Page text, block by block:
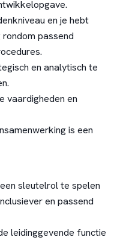
en je hebt
passend
en analytisch te
vaardigheden en
is een
sleutelrol te spelen
en passend
leidinggevende functie